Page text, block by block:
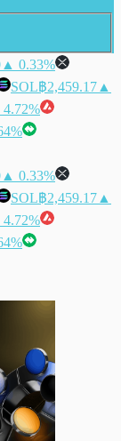
▲ 0.33%
SOL฿2,459.17 ▲
▲ 0.33%
SOL฿2,459.17 ▲